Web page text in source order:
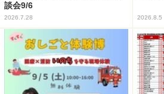
談会9/6
2026.7.28 2026.8.5